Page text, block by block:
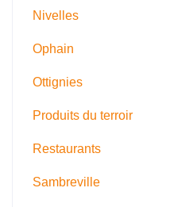
Nivelles
Ophain
Ottignies
Produits du terroir
Restaurants
Sambreville